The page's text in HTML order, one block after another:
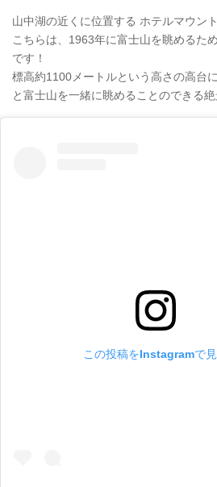
山中湖の近くに位置する ホテルマウン
こちらは、1963年に富士山を眺めるた
です！
標高約1100メートルという高さの高台
と富士山を一緒に眺めることのできる
この投稿をInstagramで